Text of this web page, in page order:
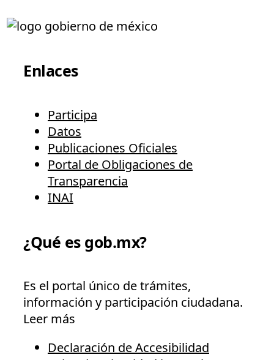
Enlaces
Participa
Datos
Publicaciones Oficiales
Portal de Obligaciones de
Transparencia
INAI
¿Qué es gob.mx?
Es el portal único de trámites,
información y participación ciudadana.
Leer más
Declaración de Accesibilidad